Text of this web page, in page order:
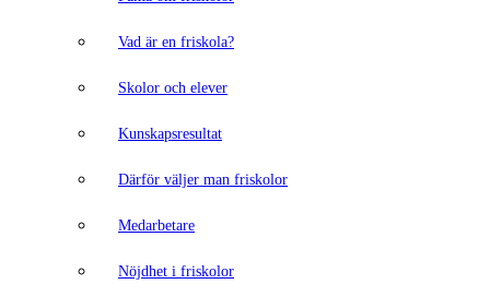
Vad är en friskola?
Skolor och elever
Kunskapsresultat
Därför väljer man friskolor
Medarbetare
Nöjdhet i friskolor